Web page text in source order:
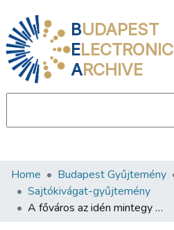
BUDAPEST
ELECTRONIC
ARCHIVE
Communities & Collections
All of DSpace
Home Budapest Gyűjtemény
Sajtókivágat-gyűjtemény
A főváros az idén mintegy kétszáz átmeneti lakással rendelkezik a volt Kilián-laktanyában